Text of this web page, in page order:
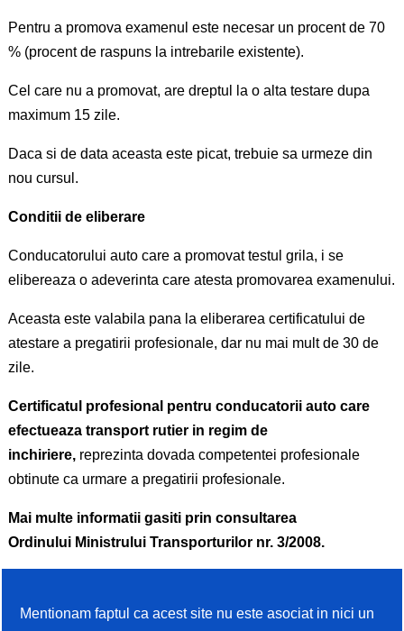
Pentru a promova examenul este necesar un procent de 70
% (procent de raspuns la intrebarile existente).
Cel care nu a promovat, are dreptul la o alta testare dupa
maximum 15 zile.
Daca si de data aceasta este picat, trebuie sa urmeze din
nou cursul.
Conditii de eliberare
Conducatorului auto care a promovat testul grila, i se
elibereaza o adeverinta care atesta promovarea examenului.
Aceasta este valabila pana la eliberarea certificatului de
atestare a pregatirii profesionale, dar nu mai mult de 30 de
zile.
Certificatul profesional pentru conducatorii auto care
efectueaza transport rutier in regim de
inchiriere,reprezinta dovada competentei profesionale
obtinute ca urmare a pregatirii profesionale.
Mai multe informatii gasiti prin consultarea
Ordinului Ministrului Transporturilornr. 3/2008.
Mentionam faptul ca acest site nu este asociat in nici un